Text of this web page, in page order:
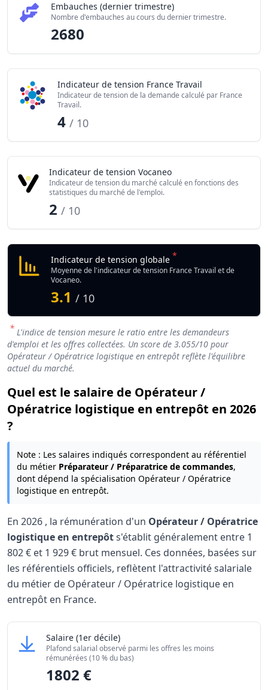
Embauches (dernier trimestre)
Nombre d'embauches au cours du dernier trimestre.
2680
Indicateur de tension France Travail
Indicateur de tension de la demande calculé par France
Travail.
4/ 10
Indicateur de tension Vocaneo
Indicateur de tension du marché calculé en fonctions des
statistiques du marché de l'emploi.
2 / 10
Indicateur de tension globale *
Moyenne de l'indicateur de tension France Travail et de
Vocaneo.
3.1 / 10
* L'indice de tension mesure le ratio entre les demandeurs
d'emploi et les offres collectées. Un score de 3.055/10 pour
Opérateur / Opératrice logistique en entrepôt reflète l'équilibre
actuel du marché.
Quel est le salaire de Opérateur /
Opératrice logistique en entrepôt en 2026
?
Note : Les salaires indiqués correspondent au référentiel
du métier Préparateur / Préparatrice de commandes,
dont dépend la spécialisation Opérateur / Opératrice
logistique en entrepôt.
En 2026 , la rémunération d'un Opérateur / Opératrice
logistique en entrepôts'établit généralement entre 1
802 € et 1 929 € brut mensuel. Ces données, basées sur
les référentiels officiels, reflètent l'attractivité salariale
du métier de Opérateur / Opératrice logistique en
entrepôt en France.
Grille salariale Opérateur / Opératrice logistique en
Niveau de salaire (Déciles)
Salaire minimum (10% les moins rémunérés)
Salaire maximum (10% les mieux rémunérés)
Salaire Opérateur / Opératrice logistique en entrepôt
(1er décile)
Plafond salarial observé parmi les offres les moins
rémunérées (10 % du bas)
1802 €